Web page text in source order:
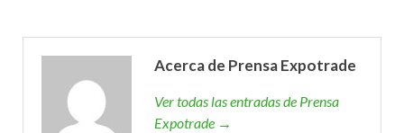
Acerca de Prensa Expotrade
Ver todas las entradas de Prensa
Expotrade →